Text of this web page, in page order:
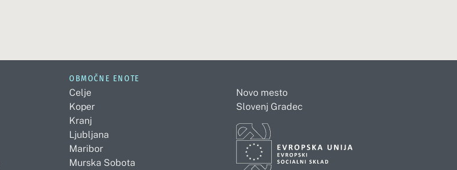
OBMOČNE ENOTE
Celje
Koper
Kranj
Ljubljana
Maribor
Murska Sobota
Novo mesto
Slovenj Gradec